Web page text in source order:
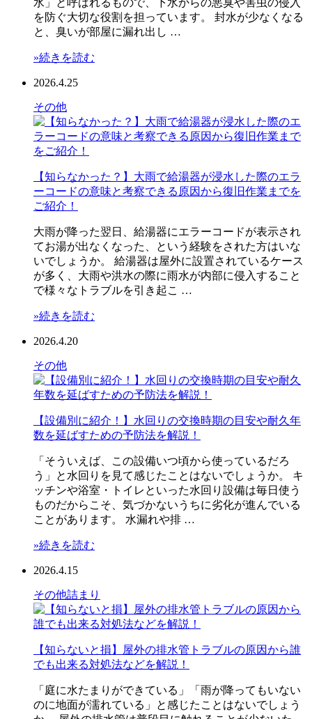
を防ぐ大切な役割を担っています。 封水が少なくなる
と、臭いが部屋に漏れ出し …
»続きを読む
2026.4.25
その他
【知らなかった？】大雨で給湯器が浸水した際のエラ
ーコードの意味と考察できる原因から復旧作業までを
ご紹介！
大雨が降った翌日、給湯器にエラーコードが表示され
てお湯が出なくなった、という経験をされた方はいな
いでしょうか。 給湯器は屋外に設置されているケース
が多く、大雨や洪水の際に雨水が内部に侵入すること
で様々なトラブルを引き起こ …
»続きを読む
2026.4.20
その他
【設備別に紹介！】水回りの交換時期の目安や耐久年
数を延ばすための予防法を解説！
「そういえば、この設備いつ頃から使っているだろ
う」と水回りを見て感じたことはないでしょうか。 キ
ッチンや浴室・トイレといった水回り設備は毎日使う
ものだからこそ、気づかないうちに劣化が進んでいる
ことがあります。 水漏れや排 …
»続きを読む
2026.4.15
その他詰まり
【知らないと損】屋外の排水管トラブルの原因から誰
でも出来る対処法などを解説！
「庭に水たまりができている」「雨が降ってもいない
のに地面が濡れている」と感じたことはないでしょう